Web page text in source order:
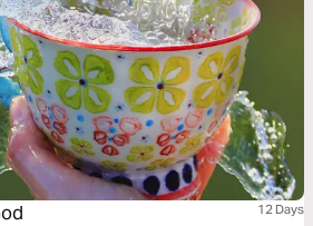
12 Days